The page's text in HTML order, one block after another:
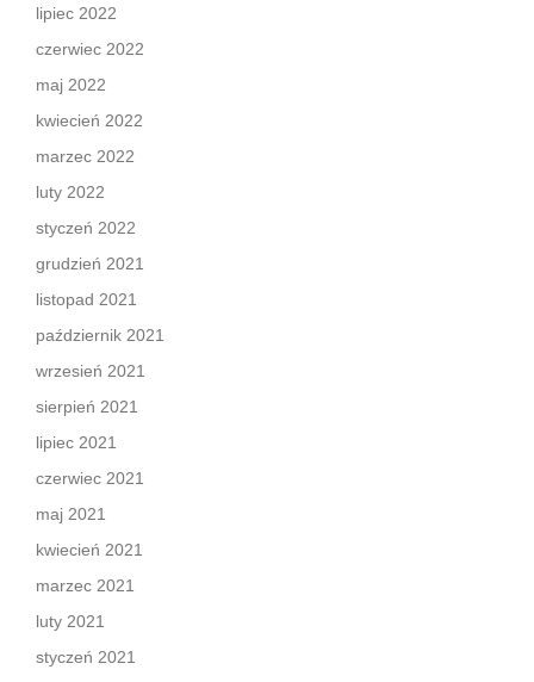
lipiec 2022
czerwiec 2022
maj 2022
kwiecień 2022
marzec 2022
luty 2022
styczeń 2022
grudzień 2021
listopad 2021
październik 2021
wrzesień 2021
sierpień 2021
lipiec 2021
czerwiec 2021
maj 2021
kwiecień 2021
marzec 2021
luty 2021
styczeń 2021